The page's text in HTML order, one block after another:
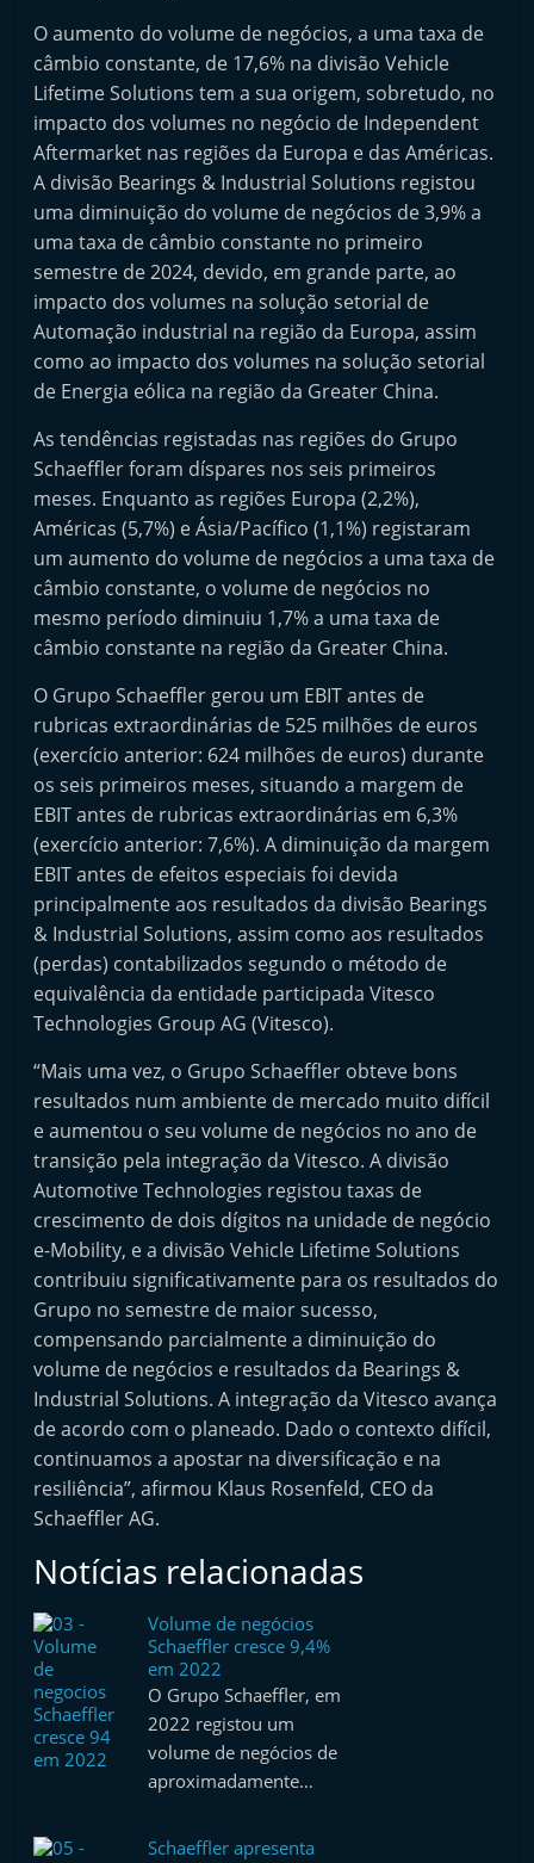
A
u
o
m
ó
v
e
l
e
o
r
t
u
a
O aumento do volume de negócios, a uma taxa de
câmbio constante, de 17,6% na divisão Vehicle
Lifetime Solutions tem a sua origem, sobretudo, no
impacto dos volumes no negócio de Independent
Aftermarket nas regiões da Europa e das Américas.
A divisão Bearings & Industrial Solutions registou
uma diminuição do volume de negócios de 3,9% a
uma taxa de câmbio constante no primeiro
semestre de 2024, devido, em grande parte, ao
impacto dos volumes na solução setorial de
Automação industrial na região da Europa, assim
como ao impacto dos volumes na solução setorial
de Energia eólica na região da Greater China.
As tendências registadas nas regiões do Grupo
Schaeffler foram díspares nos seis primeiros
meses. Enquanto as regiões Europa (2,2%),
Américas (5,7%) e Ásia/Pacífico (1,1%) registaram
um aumento do volume de negócios a uma taxa de
câmbio constante, o volume de negócios no
mesmo período diminuiu 1,7% a uma taxa de
câmbio constante na região da Greater China.
O Grupo Schaeffler gerou um EBIT antes de
rubricas extraordinárias de 525 milhões de euros
(exercício anterior: 624 milhões de euros) durante
os seis primeiros meses, situando a margem de
EBIT antes de rubricas extraordinárias em 6,3%
(exercício anterior: 7,6%). A diminuição da margem
EBIT antes de efeitos especiais foi devida
principalmente aos resultados da divisão Bearings
& Industrial Solutions, assim como aos resultados
(perdas) contabilizados segundo o método de
equivalência da entidade participada Vitesco
Technologies Group AG (Vitesco).
“Mais uma vez, o Grupo Schaeffler obteve bons
resultados num ambiente de mercado muito difícil
e aumentou o seu volume de negócios no ano de
transição pela integração da Vitesco. A divisão
Automotive Technologies registou taxas de
crescimento de dois dígitos na unidade de negócio
e-Mobility, e a divisão Vehicle Lifetime Solutions
contribuiu significativamente para os resultados do
Grupo no semestre de maior sucesso,
compensando parcialmente a diminuição do
volume de negócios e resultados da Bearings &
Industrial Solutions. A integração da Vitesco avança
de acordo com o planeado. Dado o contexto difícil,
continuamos a apostar na diversificação e na
resiliência”, afirmou Klaus Rosenfeld, CEO da
Schaeffler AG.
Notícias relacionadas
Volume de negócios
Schaeffler cresce 9,4%
em 2022
O Grupo Schaeffler, em
2022 registou um
volume de negócios de
aproximadamente…
Schaeffler apresenta